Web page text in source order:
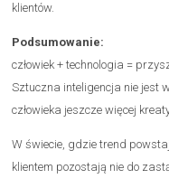
klientów.
Podsumowanie:
człowiek + technologia =
Sztuczna inteligencja nie jest
człowieka jeszcze więcej
W świecie, gdzie trend
klientem pozostają nie do